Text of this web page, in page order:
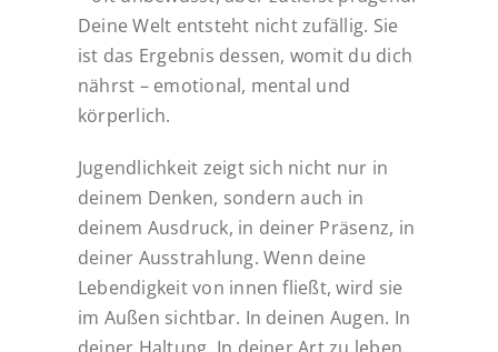
Deine Welt entsteht nicht zufällig. Sie
ist das Ergebnis dessen, womit du dich
nährst – emotional, mental und
körperlich.
Jugendlichkeit zeigt sich nicht nur in
deinem Denken, sondern auch in
deinem Ausdruck, in deiner Präsenz, in
deiner Ausstrahlung. Wenn deine
Lebendigkeit von innen fließt, wird sie
im Außen sichtbar. In deinen Augen. In